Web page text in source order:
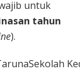
untuk
tahun
).